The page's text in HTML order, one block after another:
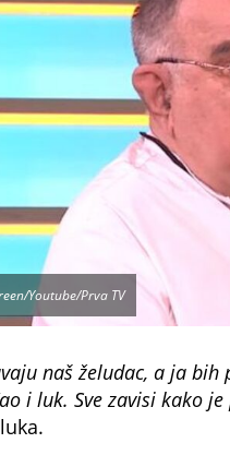
Youtube/Prva TV
naš želudac, a ja
i luk. Sve zavisi kako